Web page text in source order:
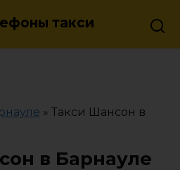
такси
» Такси Шансон в
в Барнауле